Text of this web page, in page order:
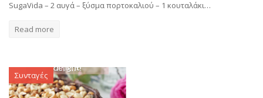
SugaVida – 2 αυγά – ξύσμα πορτοκαλιού – 1 κουταλάκι…
Read more
Συνταγές